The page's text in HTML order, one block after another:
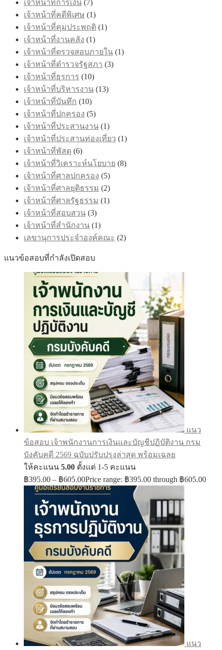
เจ้าหน้าที่การเงิน (7)
เจ้าหน้าที่คดีพิเศษ (1)
เจ้าหน้าที่คุมประพฤติ (1)
เจ้าหน้าที่งานคลัง (1)
เจ้าหน้าที่ตรวจสอบภายใน (1)
เจ้าหน้าที่ตำรวจรัฐสภา (3)
เจ้าหน้าที่ธุรการ (10)
เจ้าหน้าที่บริหารงาน (13)
เจ้าหน้าที่บันทึก (10)
เจ้าหน้าที่ปกครอง (5)
เจ้าหน้าที่ประสานงาน (1)
เจ้าหน้าที่ประสานท่องเที่ยว (1)
เจ้าหน้าที่พัสดุ (6)
เจ้าหน้าที่วิเคราะห์นโยบาย (8)
เจ้าหน้าที่ศาลปกครอง (5)
เจ้าหน้าที่ศาลยุติธรรม (2)
เจ้าหน้าที่ศาลรัฐธรรม (1)
เจ้าหน้าที่สอบสวน (3)
เจ้าหน้าที่สำนักงาน (1)
เลขานุการประจำองค์คณะ (2)
แนวข้อสอบที่กำลังเปิดสอบ
แนว
ข้อสอบ เจ้าพนักงานการเงินและบัญชีปฏิบัติงาน กรม
บังคับคดี 2569 ฉบับปรับปรุงล่าสุด พร้อมเฉลย
ให้คะแนน 5.00 ตั้งแต่ 1-5 คะแนน
฿395.00 – ฿605.00Price range: ฿395.00 through ฿605.00
แนว